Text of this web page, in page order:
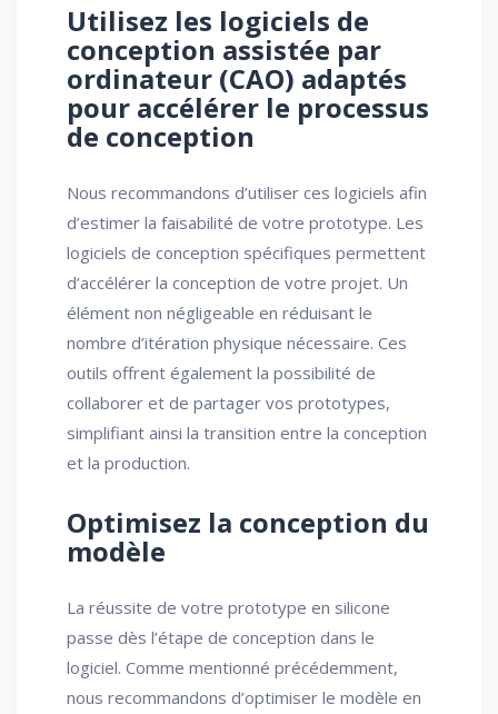
Utilisez les logiciels de
conception assistée par
ordinateur (CAO) adaptés
pour accélérer le processus
de conception
Nous recommandons d’utiliser ces logiciels afin
d’estimer la faisabilité de votre prototype. Les
logiciels de conception spécifiques permettent
d’accélérer la conception de votre projet. Un
élément non négligeable en réduisant le
nombre d’itération physique nécessaire. Ces
outils offrent également la possibilité de
collaborer et de partager vos prototypes,
simplifiant ainsi la transition entre la conception
et la production.
Optimisez la conception du
modèle
La réussite de votre prototype en silicone
passe dès l’étape de conception dans le
logiciel. Comme mentionné précédemment,
nous recommandons d’optimiser le modèle en